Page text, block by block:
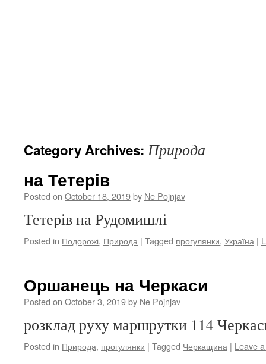
Category Archives: Природа
на Тетерів
Posted on October 18, 2019by Ne Pojnjav
Тетерів на Рудомишлі
Posted in Подорожі, Природа | Tagged прогулянки, Україна |
Оршанець на Черкаси
Posted on October 3, 2019by Ne Pojnjav
розклад руху маршрутки 114
Posted in Природа, прогулянки | Tagged Черкащина | Leave